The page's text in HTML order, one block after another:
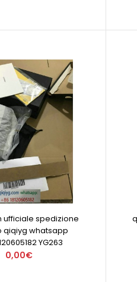
ufficiale spedizione
qiqiyg whatsapp
YG263
0,00€